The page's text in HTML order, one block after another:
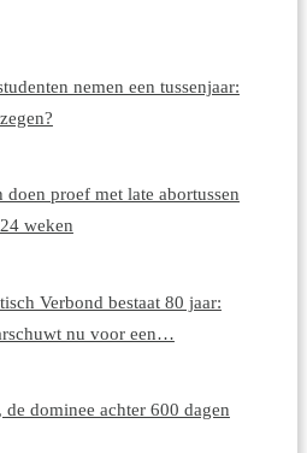
nemen een tussenjaar:
doen proef met late abortussen
weken
Verbond bestaat 80 jaar:
nu voor een…
de dominee achter 600 dagen